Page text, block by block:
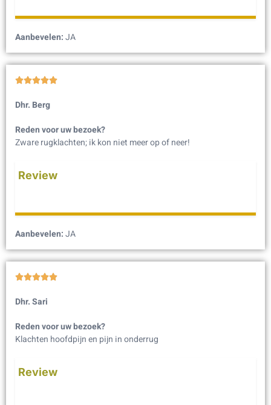
Aanbevelen:JA

Dhr. Berg
Reden voor uw bezoek?
Zware rugklachten; ik kon niet meer op of neer!
Review
Aanbevelen:JA

Dhr. Sari
Reden voor uw bezoek?
Klachten hoofdpijn en pijn in onderrug
Review